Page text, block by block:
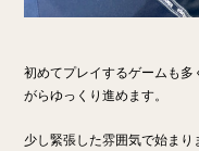
初めてプレイするゲームも
がらゆっくり進めます。
少し緊張した雰囲気で始ま